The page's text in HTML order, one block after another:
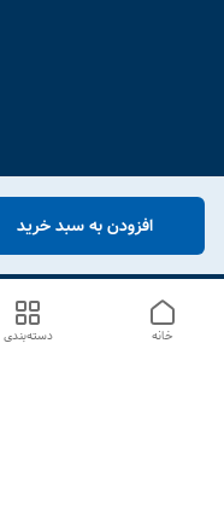
افزودن به سبد خرید
دسته‌بندی خانه